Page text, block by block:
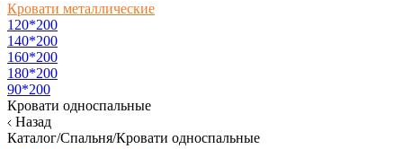
Кровати металлические
120*200
140*200
160*200
180*200
90*200
Кровати односпальные
Назад
Каталог/Спальня/Кровати односпальные